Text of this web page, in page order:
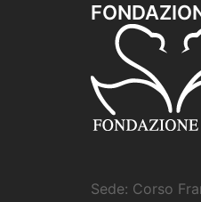
Sede: Corso